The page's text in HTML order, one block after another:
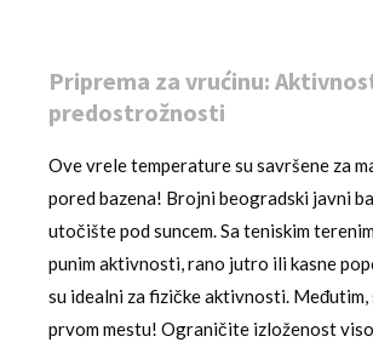
Priprema za vrućinu:
predostrožnosti
Ove vrele temperature su savršene za
pored bazena! Brojni beogradski javni
utočište pod suncem. Sa teniskim
punim aktivnosti, rano jutro ili kasne
su idealni za fizičke aktivnosti.
prvom mestu! Ograničite izloženost